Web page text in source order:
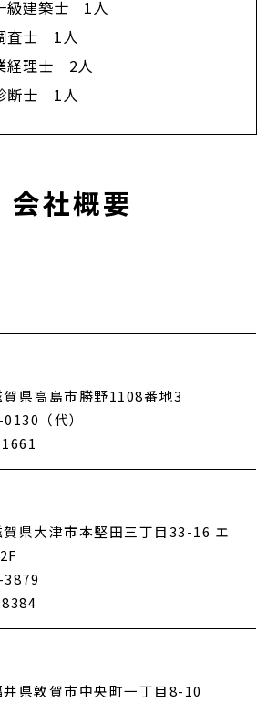
級建築士 1人
査士 1人
経理士 2人
断士 1人​
会社概要
県高島市勝野1108番地3
（代）
県大津市本堅田三丁目33-16 エ
県敦賀市中央町一丁目8-10